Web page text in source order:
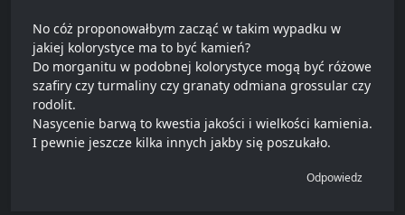
No cóż proponowałbym zacząć w takim wypadku w
jakiej kolorystyce ma to być kamień?
Do morganitu w podobnej kolorystyce mogą być różowe
szafiry czy turmaliny czy granaty odmiana grossular czy
rodolit.
Nasycenie barwą to kwestia jakości i wielkości kamienia.
I pewnie jeszcze kilka innych jakby się poszukało.
Odpowiedz